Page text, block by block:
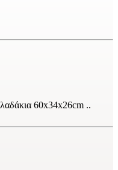
60x34x26cm ..